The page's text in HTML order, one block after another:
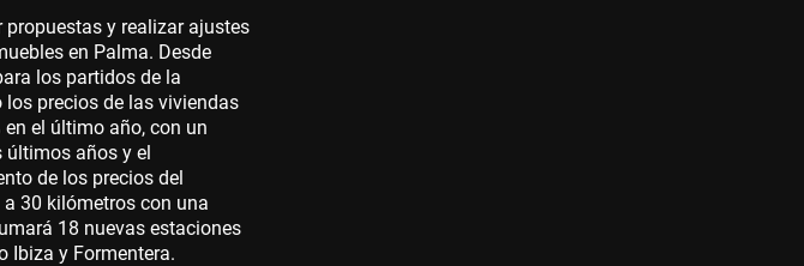
propuestas y realizar ajustes
en Palma. Desde
los partidos de la
precios de las viviendas
el último año, con un
últimos años y el
de los precios del
30 kilómetros con una
18 nuevas estaciones
Ibiza y Formentera.